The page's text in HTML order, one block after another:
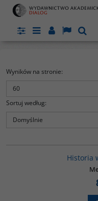
PanelMenuPanelLang
Wyników na stronie:
Sortuj według:
Historia